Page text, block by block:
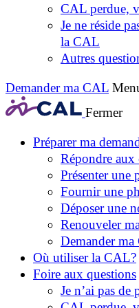
CAL perdue,
Je ne réside
la CAL
Autres
Demander ma CAL
Fermer
Préparer ma
Répondre aux
Présenter une
Fournir une
Déposer une
Renouveler
Demander
Où utiliser la CAL?
Foire aux questions
Je n’ai pas de